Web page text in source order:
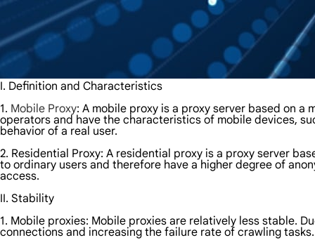
I. Definition and Characteristics
1. Mobile Proxy: A mobile proxy is a proxy server based on a
operators and have the characteristics of mobile devices,
behavior of a real user.
2. Residential Proxy: A residential proxy is a proxy server
to ordinary users and therefore have a higher degree of
access.
II. Stability
1. Mobile proxies: Mobile proxies are relatively less stable.
connections and increasing the failure rate of crawling tasks.